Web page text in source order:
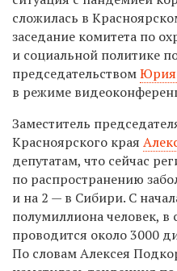
сложилась в
заседание комитета по
и социальной политике
председательствомЮрия
в режиме
Заместитель
Красноярского края
депутатам, что сейчас
по распространению
и на 2 — в Сибири. С
полумиллиона человек, в
проводится около 3000
По словам Алексея